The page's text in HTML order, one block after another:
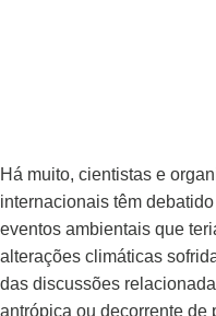
Há muito, cientistas e
internacionais têm
eventos ambientais que
alterações climáticas
das discussões
antrópica ou decorrente